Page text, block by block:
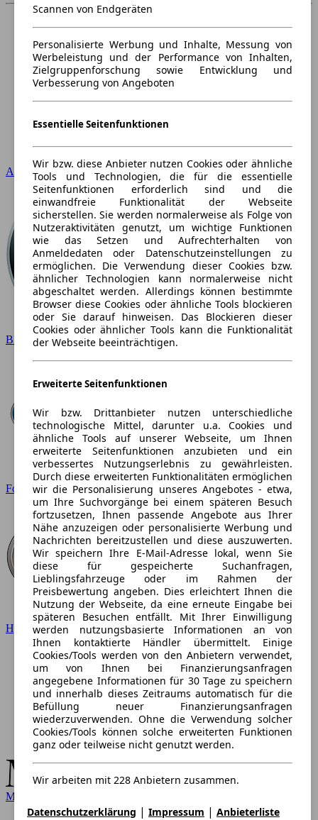
Audi
BMW
Ford
Hyundai
Mercedes-Benz
Scannen von Endgeräten
Personalisierte Werbung und Inhalte, Messung von
Werbeleistung und der Performance von Inhalten,
Zielgruppenforschung sowie Entwicklung und
Verbesserung von Angeboten
Essentielle Seitenfunktionen
Wir bzw. diese Anbieter nutzen Cookies oder ähnliche
Tools und Technologien, die für die essentielle
Seitenfunktionen erforderlich sind und die
einwandfreie Funktionalität der Webseite
sicherstellen. Sie werden normalerweise als Folge von
Nutzeraktivitäten genutzt, um wichtige Funktionen
wie das Setzen und Aufrechterhalten von
Anmeldedaten oder Datenschutzeinstellungen zu
ermöglichen. Die Verwendung dieser Cookies bzw.
ähnlicher Technologien kann normalerweise nicht
abgeschaltet werden. Allerdings können bestimmte
Browser diese Cookies oder ähnliche Tools blockieren
oder Sie darauf hinweisen. Das Blockieren dieser
Cookies oder ähnlicher Tools kann die Funktionalität
der Webseite beeinträchtigen.
Erweiterte Seitenfunktionen
Wir bzw. Drittanbieter nutzen unterschiedliche
technologische Mittel, darunter u.a. Cookies und
ähnliche Tools auf unserer Webseite, um Ihnen
erweiterte Seitenfunktionen anzubieten und ein
verbessertes Nutzungserlebnis zu gewährleisten.
Durch diese erweiterten Funktionalitäten ermöglichen
wir die Personalisierung unseres Angebotes - etwa,
um Ihre Suchvorgänge bei einem späteren Besuch
fortzusetzen, Ihnen passende Angebote aus Ihrer
Nähe anzuzeigen oder personalisierte Werbung und
Nachrichten bereitzustellen und diese auszuwerten.
Wir speichern Ihre E-Mail-Adresse lokal, wenn Sie
diese für gespeicherte Suchanfragen,
Lieblingsfahrzeuge oder im Rahmen der
Preisbewertung angeben. Dies erleichtert Ihnen die
Nutzung der Webseite, da eine erneute Eingabe bei
späteren Besuchen entfällt. Mit Ihrer Einwilligung
werden nutzungsbasierte Informationen an von
Ihnen kontaktierte Händler übermittelt. Einige
Cookies/Tools werden von den Anbietern verwendet,
um von Ihnen bei Finanzierungsanfragen
angegebene Informationen für 30 Tage zu speichern
und innerhalb dieses Zeitraums automatisch für die
Befüllung neuer Finanzierungsanfragen
wiederzuverwenden. Ohne die Verwendung solcher
Cookies/Tools können solche erweiterten Funktionen
ganz oder teilweise nicht genutzt werden.
Wir arbeiten mit 228 Anbietern zusammen.
Datenschutzerklärung | Impressum | Anbieterliste